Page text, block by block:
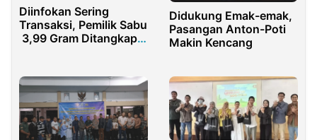
Diinfokan Sering
Transaksi, Pemilik Sabu
3,99 Gram Ditangkap
Didukung Emak-emak,
Pasangan Anton-Poti
Makin Kencang